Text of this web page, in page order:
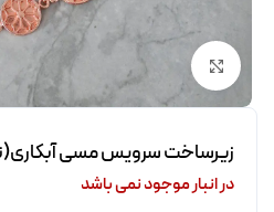
برای بزرگنمایی کلیک کنید
زیرساخت سرویس مسی
در انبار موجود نمی باشد